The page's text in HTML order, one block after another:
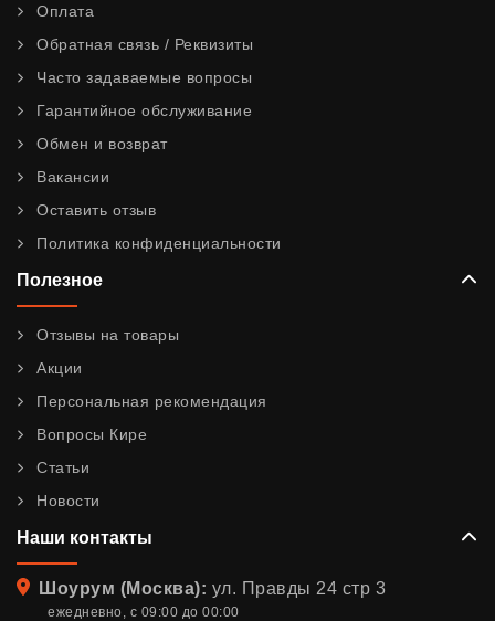
Оплата
Обратная связь / Реквизиты
Часто задаваемые вопросы
Гарантийное обслуживание
Обмен и возврат
Вакансии
Оставить отзыв
Политика конфиденциальности
Полезное
Отзывы на товары
Акции
Персональная рекомендация
Вопросы Кире
Статьи
Новости
Наши контакты
Адрес
Шоурум (Москва): ул. Правды 24 стр 3
ежедневно, с 09:00 до 00:00